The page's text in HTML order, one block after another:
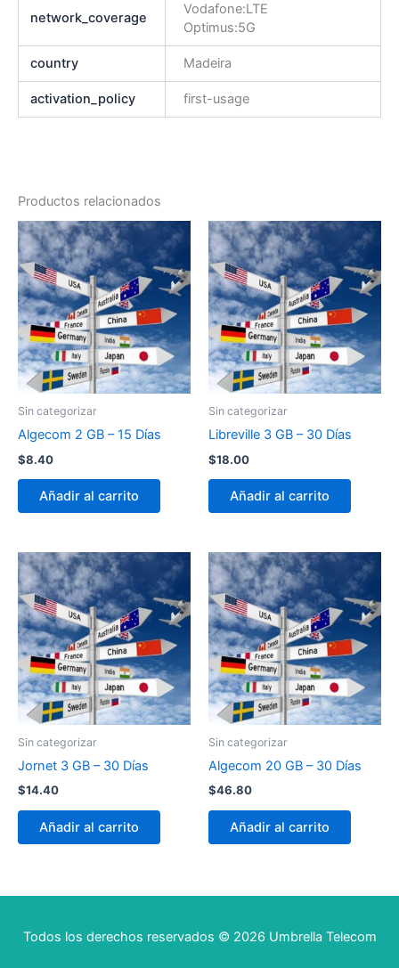
network_coverage
Vodafone:LTE
Optimus:5G
country Madeira
activation_policy first-usage
Productos relacionados
Sin categorizar
Algecom 2 GB – 15 Días
$8.40
Añadir al carrito
Sin categorizar
Libreville 3 GB – 30 Días
$18.00
Añadir al carrito
Sin categorizar
Jornet 3 GB – 30 Días
$14.40
Añadir al carrito
Sin categorizar
Algecom 20 GB – 30 Días
$46.80
Añadir al carrito
Todos los derechos reservados © 2026 Umbrella Telecom